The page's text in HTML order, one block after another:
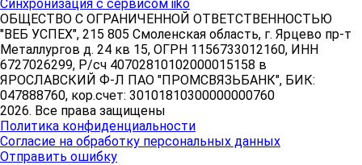
Синхронизация с сервисом iiko
ОБЩЕСТВО С ОГРАНИЧЕННОЙ ОТВЕТСТВЕННОСТЬЮ
"ВЕБ УСПЕХ", 215 805 Смоленская область, г. Ярцево пр-т
Металлургов д. 24 кв 15, ОГРН 1156733012160, ИНН
6727026299, Р/сч 40702810102000015158 в
ЯРОСЛАВСКИЙ Ф-Л ПАО "ПРОМСВЯЗЬБАНК", БИК:
047888760, кор.счет: 30101810300000000760
2026. Все права защищены
Политика конфиденциальности
Согласие на обработку персональных данных
Отправить ошибку